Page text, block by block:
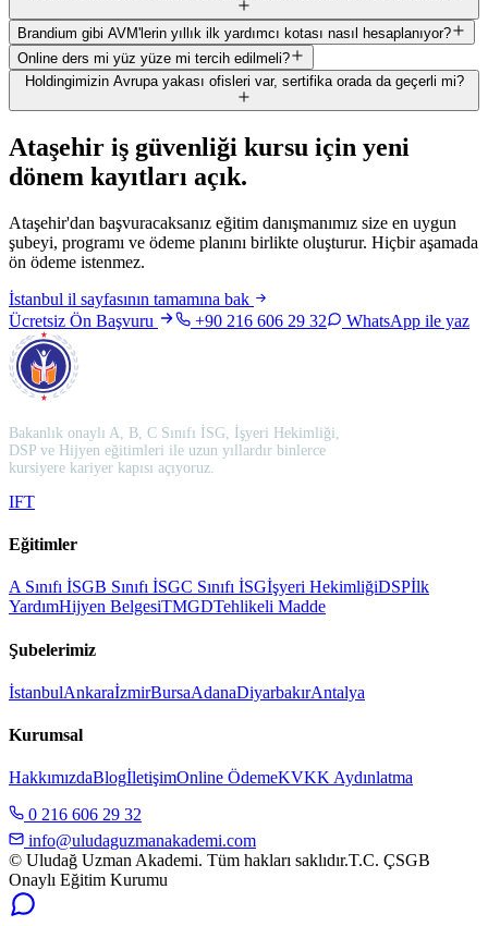
Brandium gibi AVM'lerin yıllık ilk yardımcı kotası nasıl hesaplanıyor?
Online ders mi yüz yüze mi tercih edilmeli?
Holdingimizin Avrupa yakası ofisleri var, sertifika orada da geçerli mi?
Ataşehir iş güvenliği kursu için yeni
dönem kayıtları açık.
Ataşehir'dan başvuracaksanız eğitim danışmanımız size en uygun
şubeyi, programı ve ödeme planını birlikte oluşturur. Hiçbir aşamada
ön ödeme istenmez.
İstanbul il sayfasının tamamına bak
Ücretsiz Ön Başvuru
+90 216 606 29 32 WhatsApp ile yaz
Bakanlık onaylı A, B, C Sınıfı İSG, İşyeri Hekimliği,
DSP ve Hijyen eğitimleri ile uzun yıllardır binlerce
kursiyere kariyer kapısı açıyoruz.
IFT
Eğitimler
A Sınıfı İSGB Sınıfı İSGC Sınıfı İSGİşyeri HekimliğiDSPİlk
YardımHijyen BelgesiTMGDTehlikeli Madde
Şubelerimiz
İstanbulAnkaraİzmirBursaAdanaDiyarbakırAntalya
Kurumsal
HakkımızdaBlogİletişimOnline ÖdemeKVKK Aydınlatma
0 216 606 29 32
info@uludaguzmanakademi.com
© Uludağ Uzman Akademi. Tüm hakları saklıdır.T.C. ÇSGB
Onaylı Eğitim Kurumu